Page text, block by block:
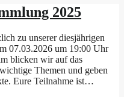
2025
zu unserer diesjährigen
07.03.2026 um 19:00 Uhr
blicken wir auf das
Themen und geben
Eure Teilnahme ist…